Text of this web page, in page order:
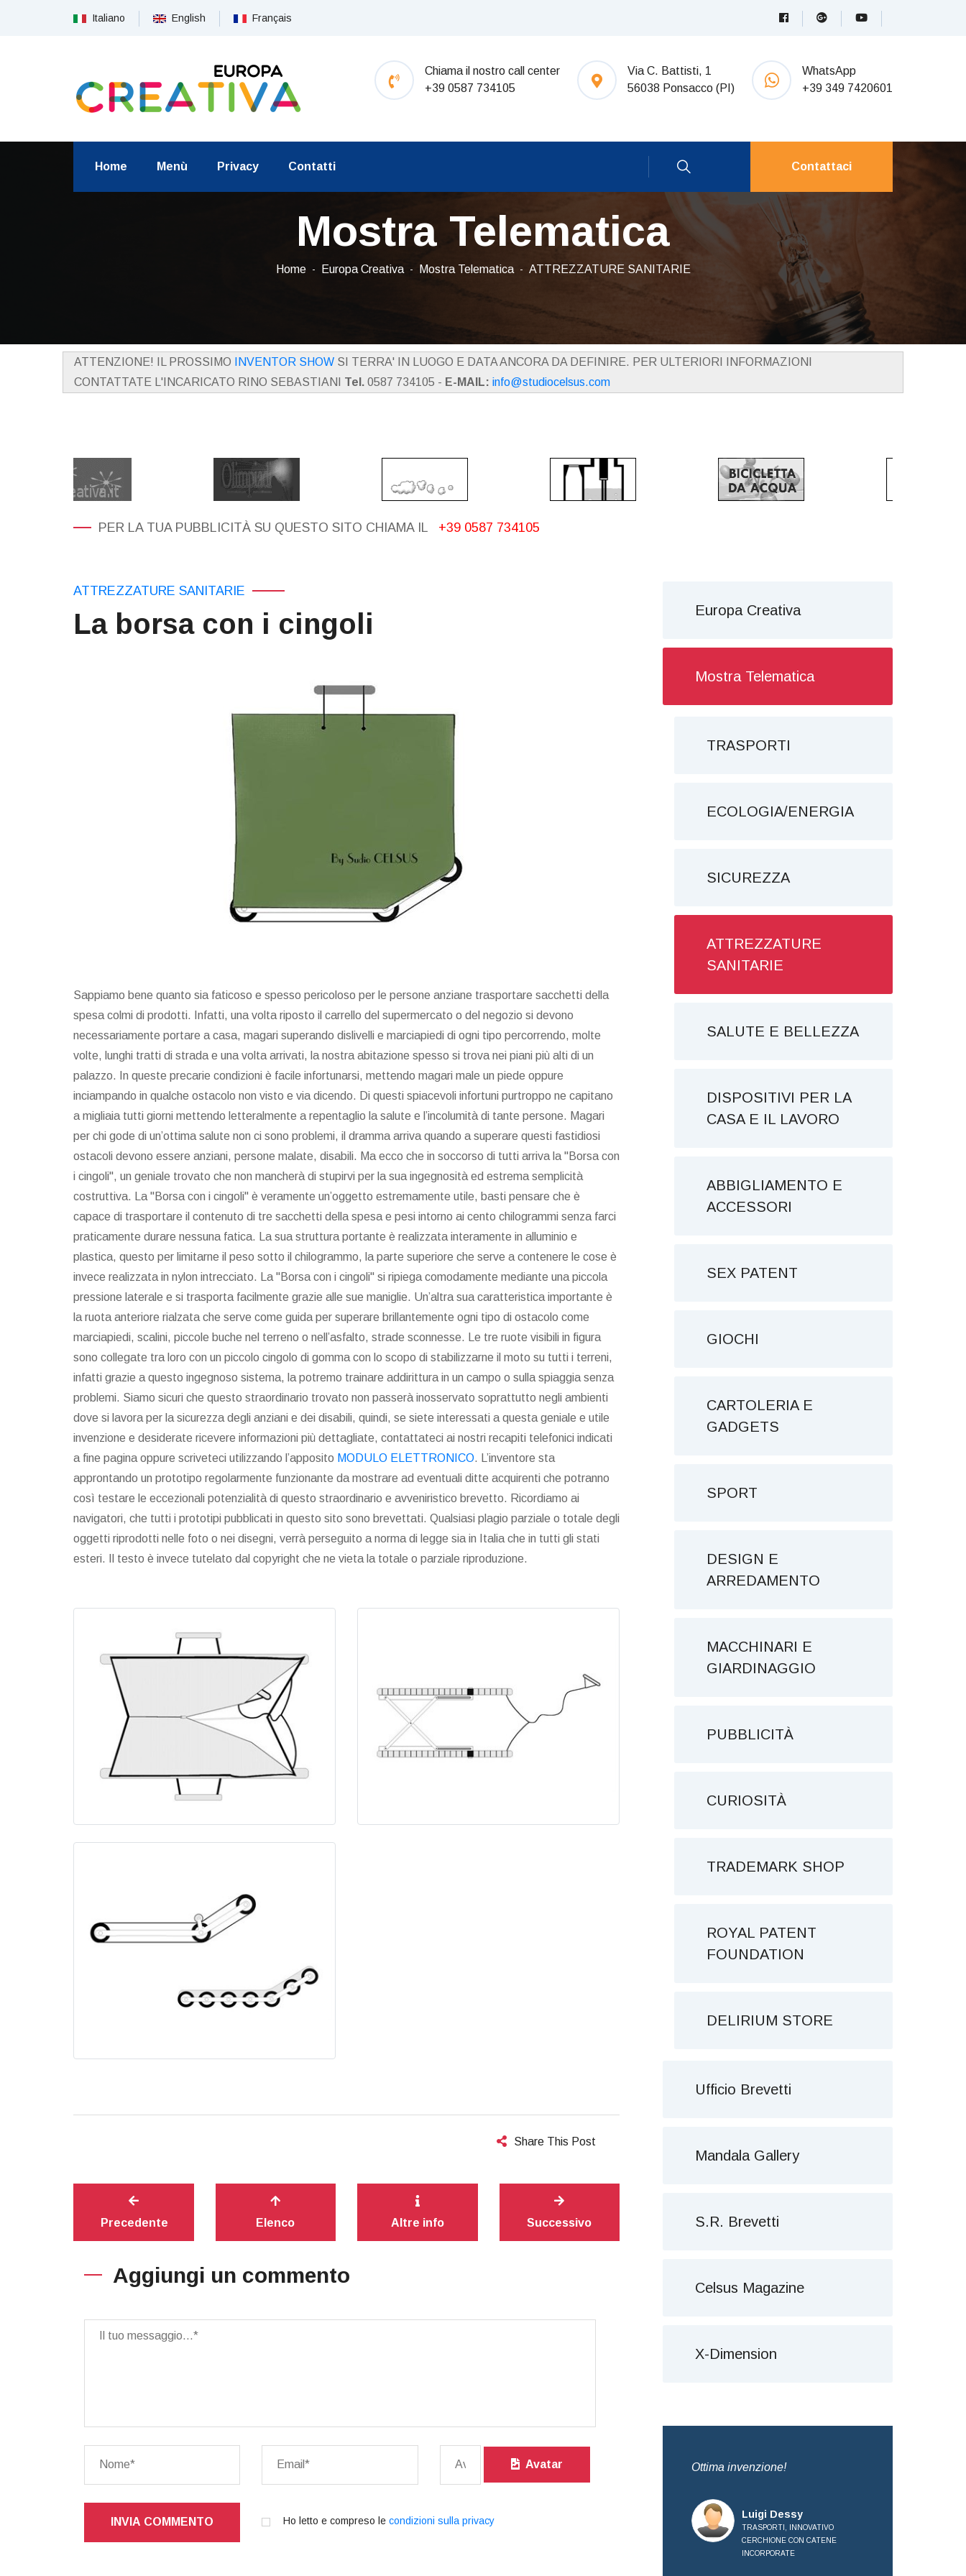
Italiano English Français
Chiama il nostro call center
+39 0587 734105
Via C. Battisti, 1
56038 Ponsacco (PI)
WhatsApp
+39 349 7420601
Home Menù Privacy Contatti Contattaci
Mostra Telematica
Home Europa Creativa Mostra Telematica ATTREZZATURE SANITARIE
ATTENZIONE! IL PROSSIMO INVENTOR SHOW SI TERRA' IN LUOGO E DATA ANCORA DA DEFINIRE. PER ULTERIORI INFORMAZIONI
CONTATTATE L'INCARICATO RINO SEBASTIANI Tel. 0587 734105 - E-MAIL: info@studiocelsus.com
PER LA TUA PUBBLICITÀ SU QUESTO SITO CHIAMA IL +39 0587 734105
ATTREZZATURE SANITARIE
La borsa con i cingoli
Sappiamo bene quanto sia faticoso e spesso pericoloso per le persone anziane trasportare sacchetti della
spesa colmi di prodotti. Infatti, una volta riposto il carrello del supermercato o del negozio si devono
necessariamente portare a casa, magari superando dislivelli e marciapiedi di ogni tipo percorrendo, molte
volte, lunghi tratti di strada e una volta arrivati, la nostra abitazione spesso si trova nei piani più alti di un
palazzo. In queste precarie condizioni è facile infortunarsi, mettendo magari male un piede oppure
inciampando in qualche ostacolo non visto e via dicendo. Di questi spiacevoli infortuni purtroppo ne capitano
a migliaia tutti giorni mettendo letteralmente a repentaglio la salute e l’incolumità di tante persone. Magari
per chi gode di un’ottima salute non ci sono problemi, il dramma arriva quando a superare questi fastidiosi
ostacoli devono essere anziani, persone malate, disabili. Ma ecco che in soccorso di tutti arriva la "Borsa con
i cingoli", un geniale trovato che non mancherà di stupirvi per la sua ingegnosità ed estrema semplicità
costruttiva. La "Borsa con i cingoli" è veramente un’oggetto estremamente utile, basti pensare che è
capace di trasportare il contenuto di tre sacchetti della spesa e pesi intorno ai cento chilogrammi senza farci
praticamente durare nessuna fatica. La sua struttura portante è realizzata interamente in alluminio e
plastica, questo per limitarne il peso sotto il chilogrammo, la parte superiore che serve a contenere le cose è
invece realizzata in nylon intrecciato. La "Borsa con i cingoli" si ripiega comodamente mediante una piccola
pressione laterale e si trasporta facilmente grazie alle sue maniglie. Un’altra sua caratteristica importante è
la ruota anteriore rialzata che serve come guida per superare brillantemente ogni tipo di ostacolo come
marciapiedi, scalini, piccole buche nel terreno o nell’asfalto, strade sconnesse. Le tre ruote visibili in figura
sono collegate tra loro con un piccolo cingolo di gomma con lo scopo di stabilizzarne il moto su tutti i terreni,
infatti grazie a questo ingegnoso sistema, la potremo trainare addirittura in un campo o sulla spiaggia senza
problemi. Siamo sicuri che questo straordinario trovato non passerà inosservato soprattutto negli ambienti
dove si lavora per la sicurezza degli anziani e dei disabili, quindi, se siete interessati a questa geniale e utile
invenzione e desiderate ricevere informazioni più dettagliate, contattateci ai nostri recapiti telefonici indicati
a fine pagina oppure scriveteci utilizzando l’apposito MODULO ELETTRONICO. L’inventore sta
approntando un prototipo regolarmente funzionante da mostrare ad eventuali ditte acquirenti che potranno
così testare le eccezionali potenzialità di questo straordinario e avveniristico brevetto. Ricordiamo ai
navigatori, che tutti i prototipi pubblicati in questo sito sono brevettati. Qualsiasi plagio parziale o totale degli
oggetti riprodotti nelle foto o nei disegni, verrà perseguito a norma di legge sia in Italia che in tutti gli stati
esteri. Il testo è invece tutelato dal copyright che ne vieta la totale o parziale riproduzione.
Share This Post
Precedente Elenco Altre info Successivo
Aggiungi un commento
Avatar
INVIA COMMENTO Ho letto e compreso lecondizioni sulla privacy
Europa Creativa
Mostra Telematica
TRASPORTI
ECOLOGIA/ENERGIA
SICUREZZA
ATTREZZATURE
SANITARIE
SALUTE E BELLEZZA
DISPOSITIVI PER LA
CASA E IL LAVORO
ABBIGLIAMENTO E
ACCESSORI
SEX PATENT
GIOCHI
CARTOLERIA E
GADGETS
SPORT
DESIGN E
ARREDAMENTO
MACCHINARI E
GIARDINAGGIO
PUBBLICITÀ
CURIOSITÀ
TRADEMARK SHOP
ROYAL PATENT
FOUNDATION
DELIRIUM STORE
Ufficio Brevetti
Mandala Gallery
S.R. Brevetti
Celsus Magazine
X-Dimension
Brevetto molto interessante.
Complimenti all'inventore!
Dispositivo molto interessante.
Complimenti all'inventore!
Questa invenzione mi piace da
Ottima invenzione!
Luigi Dessy
TRASPORTI, INNOVATIVO
CERCHIONE CON CATENE
INCORPORATE